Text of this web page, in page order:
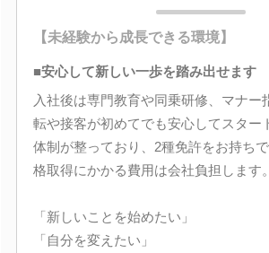
【未経験から成長できる環境】
■安心して新しい一歩を踏み出せます
入社後は専門教育や同乗研修、マナー
転や接客が初めてでも安心してスター
体制が整っており、2種免許をお持ち
格取得にかかる費用は会社負担します。
「新しいことを始めたい」
「自分を変えたい」